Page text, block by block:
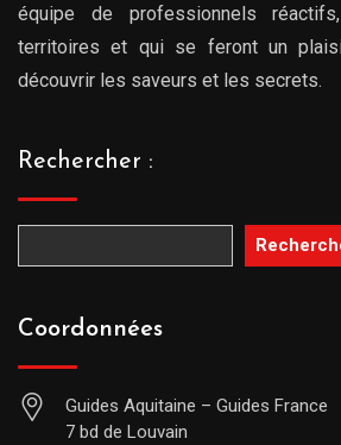
équipe de professionnels
territoires et qui se feront un
découvrir les saveurs et les secrets.
Rechercher :
Coordonnées
Guides Aquitaine – Guides France
7 bd de Louvain